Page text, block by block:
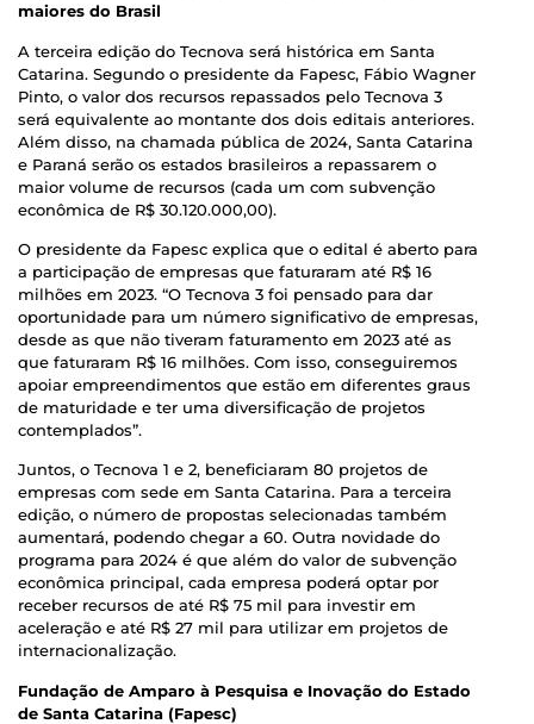
maiores do Brasil
A terceira edição do Tecnova será histórica em Santa
Catarina. Segundo o presidente da Fapesc, Fábio Wagner
Pinto, o valor dos recursos repassados pelo Tecnova 3
será equivalente ao montante dos dois editais anteriores.
Além disso, na chamada pública de 2024, Santa Catarina
e Paraná serão os estados brasileiros a repassarem o
maior volume de recursos (cada um com subvenção
econômica de R$ 30.120.000,00).
O presidente da Fapesc explica que o edital é aberto para
a participação de empresas que faturaram até R$ 16
milhões em 2023. “O Tecnova 3 foi pensado para dar
oportunidade para um número significativo de empresas,
desde as que não tiveram faturamento em 2023 até as
que faturaram R$ 16 milhões. Com isso, conseguiremos
apoiar empreendimentos que estão em diferentes graus
de maturidade e ter uma diversificação de projetos
contemplados”.
Juntos, o Tecnova 1 e 2, beneficiaram 80 projetos de
empresas com sede em Santa Catarina. Para a terceira
edição, o número de propostas selecionadas também
aumentará, podendo chegar a 60. Outra novidade do
programa para 2024 é que além do valor de subvenção
econômica principal, cada empresa poderá optar por
receber recursos de até R$ 75 mil para investir em
aceleração e até R$ 27 mil para utilizar em projetos de
internacionalização.
Fundação de Amparo à Pesquisa e Inovação do Estado
de Santa Catarina (Fapesc)